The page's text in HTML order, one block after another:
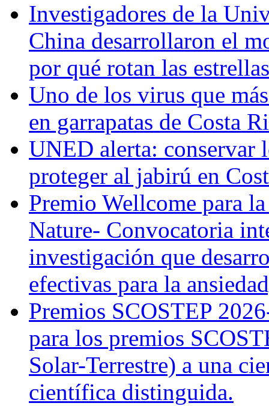
Investigadores de la
China desarrollaron el
por qué rotan las
Uno de los virus que
en garrapatas de Costa
UNED alerta: conservar
proteger al jabirú en
Premio Wellcome para
Nature- Convocatoria
investigación que
efectivas para la
Premios SCOSTEP
para los premios
Solar-Terrestre) a una
científica distinguida.